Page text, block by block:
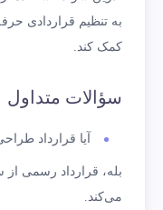
به تنظیم قراردادی
کمک کند.
سؤالات متداول
آیا قرارداد
بله، قرارداد رسمی از
می‌کند.